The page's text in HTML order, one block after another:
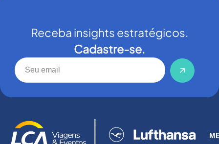
Receba insights estratégicos.
Cadastre-se.